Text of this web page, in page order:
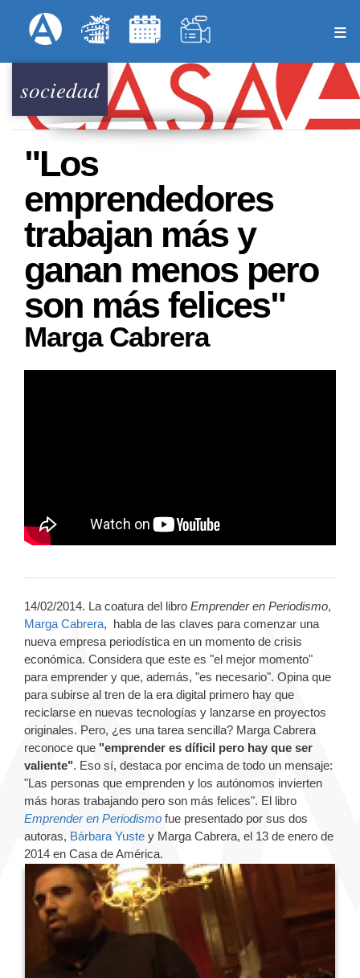
al
principal
Menú Superior
sociedad
"Los
emprendedores
trabajan más y
ganan menos pero
son más felices"
Marga Cabrera
14/02/2014. La coatura del libro Emprender en Periodismo,
Marga Cabrera, habla de las claves para comenzar una
nueva empresa periodística en un momento de crisis
económica. Considera que este es "el mejor momento"
para emprender y que, además, "es necesario". Opina que
para subirse al tren de la era digital primero hay que
reciclarse en nuevas tecnologías y lanzarse en proyectos
originales. Pero, ¿es una tarea sencilla? Marga Cabrera
reconoce que "emprender es díficil pero hay que ser
valiente". Eso sí, destaca por encima de todo un mensaje:
"Las personas que emprenden y los autónomos invierten
más horas trabajando pero son más felices". El libro
Emprender en Periodismo fue presentado por sus dos
autoras, Bárbara Yuste y Marga Cabrera, el 13 de enero de
2014 en Casa de América.